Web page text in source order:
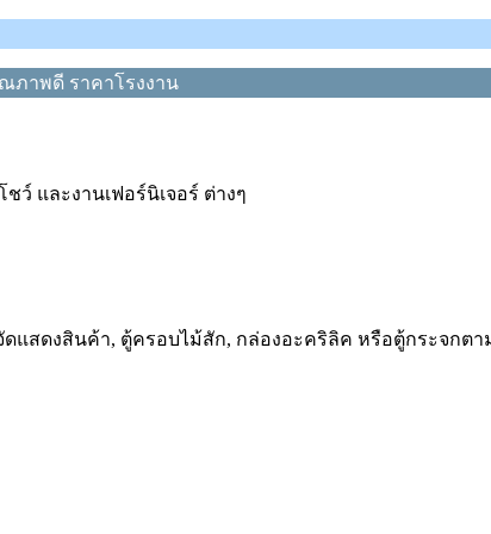
ภาพดี ราคาโรงงาน
ว์ และงานเฟอร์นิเจอร์ ต่างๆ
แสดงสินค้า, ตู้ครอบไม้สัก, กล่องอะคริลิค หรือตู้กระจกต